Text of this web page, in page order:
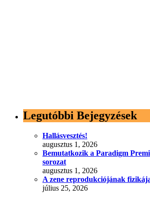
Legutóbbi Bejegyzések
Hallásvesztés!
augusztus 1, 2026
Bemutatkozik a Paradigm
sorozat
augusztus 1, 2026
A zene reprodukciójának
július 25, 2026